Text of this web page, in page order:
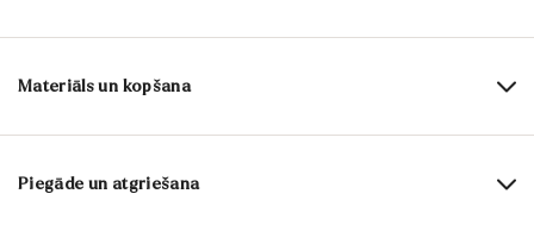
Materiāls un kopšana
Virsmas materiāls: Gluda āda
Platums: 2.5 cm
Piegāde un atgriešana